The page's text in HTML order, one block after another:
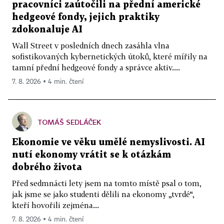
pracovníci zaútočili na přední americké
hedgeové fondy, jejich praktiky
zdokonaluje AI
Wall Street v posledních dnech zasáhla vlna
sofistikovaných kybernetických útoků, které mířily na
tamní přední hedgeové fondy a správce aktiv....
7. 8. 2026 ▪ 4 min. čtení
TOMÁŠ SEDLÁČEK
Ekonomie ve věku umělé nemyslivosti. AI
nutí ekonomy vrátit se k otázkám
dobrého života
Před sedmnácti lety jsem na tomto místě psal o tom,
jak jsme se jako studenti dělili na ekonomy „tvrdé“,
kteří hovořili zejména...
7. 8. 2026 ▪ 4 min. čtení